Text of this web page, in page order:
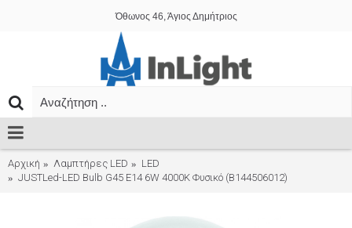
Όθωνος 46, Άγιος Δημήτριος
Αρχική Λαμπτήρες LED
LED
JUSTLed-LED Bulb G45 E14 6W 4000K Φυσικό (B144506012)